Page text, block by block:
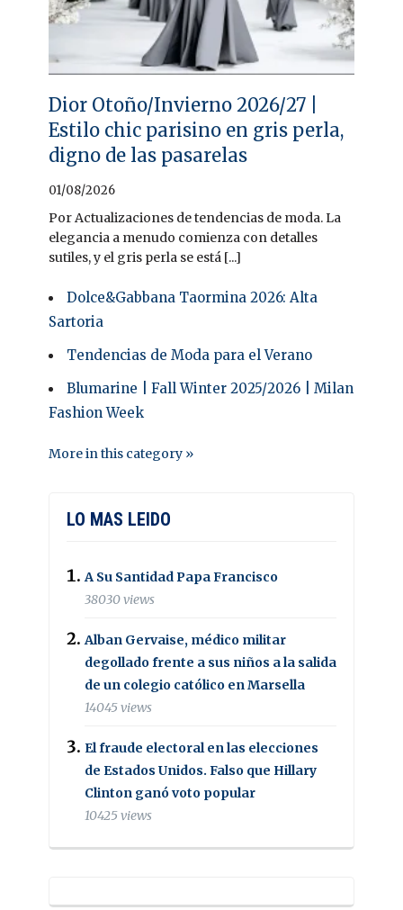
Dior Otoño/Invierno 2026/27 |
Estilo chic parisino en gris perla,
digno de las pasarelas
01/08/2026
Por Actualizaciones de tendencias de moda. La
elegancia a menudo comienza con detalles
sutiles, y el gris perla se está [...]
Dolce&Gabbana Taormina 2026: Alta
Sartoria
Tendencias de Moda para el Verano
Blumarine | Fall Winter 2025/2026 | Milan
Fashion Week
More in this category »
LO MAS LEIDO
A Su Santidad Papa Francisco
38030 views
Alban Gervaise, médico militar
degollado frente a sus niños a la salida
de un colegio católico en Marsella
14045 views
El fraude electoral en las elecciones
de Estados Unidos. Falso que Hillary
Clinton ganó voto popular
10425 views